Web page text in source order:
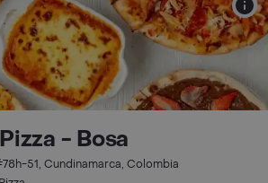
- Bosa
51, Cundinamarca, Colombia